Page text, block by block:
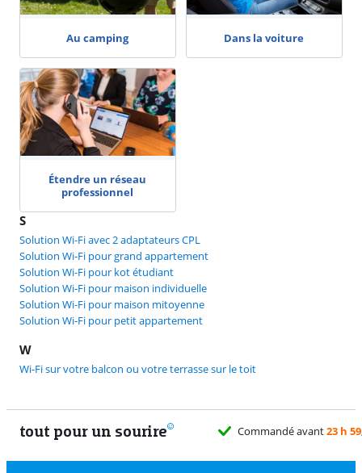
Au camping Dans la voiture
Étendre un réseau
professionnel
S
Solution Wi-Fi avec 2 adaptateurs CPL
Solution Wi-Fi pour grand appartement
Solution Wi-Fi pour kot étudiant
Solution Wi-Fi pour maison individuelle
Solution Wi-Fi pour maison mitoyenne
Solution Wi-Fi pour petit appartement
W
Wi-Fi sur votre balcon ou votre terrasse sur le toit
tout pour un sourire
Commandé avant 23 h 59, livré demain gratuitement